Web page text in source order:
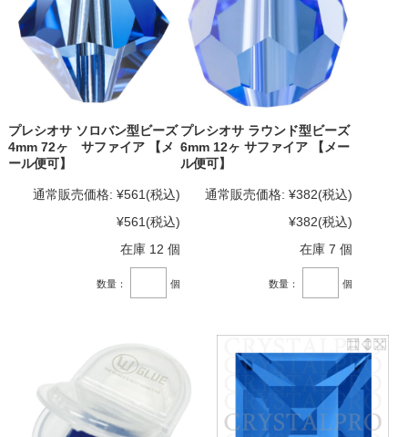
プレシオサ ソロバン型ビーズ
4mm 72ヶ サファイア 【メ
ール便可】
通常販売価格: ¥561 (税込)
¥561 (税込)
在庫 12 個
数量： 個
プレシオサ ラウンド型ビーズ
6mm 12ヶ サファイア 【メー
ル便可】
通常販売価格: ¥382(税込)
¥382(税込)
在庫 7 個
数量： 個